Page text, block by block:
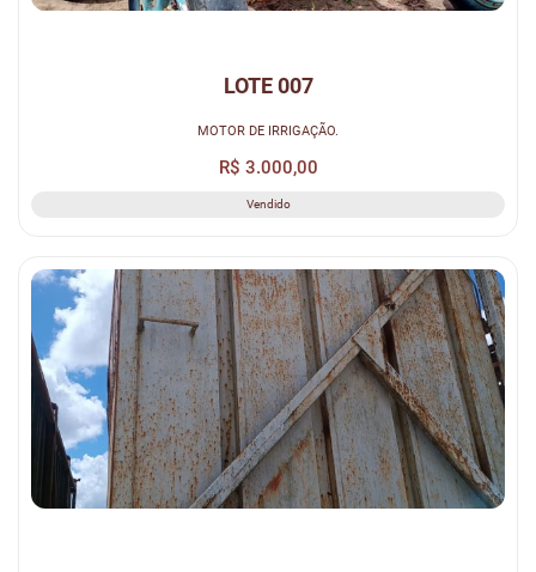
LOTE 007
MOTOR DE IRRIGAÇÃO.
R$ 3.000,00
Vendido